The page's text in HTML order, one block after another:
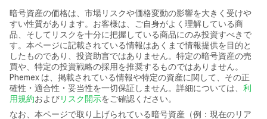
暗号資産の価格は、市場リスクや価格変動の影響を大きく受けや
すい性質があります。お客様は、ご自身がよく理解している商
品、そしてリスクを十分に把握している商品にのみ投資すべきで
す。本ページに記載されている情報はあくまで情報提供を目的と
したものであり、投資助言ではありません。特定の暗号資産の売
買や、特定の投資戦略の採用を推奨するものではありません。
Phemex は、掲載されている情報や特定の資産に関して、その正
確性・適合性・妥当性を一切保証しません。詳細については、 利
用規約およびリスク開示をご確認ください。
なお、本ページで取り上げられている暗号資産（例：現在のリア